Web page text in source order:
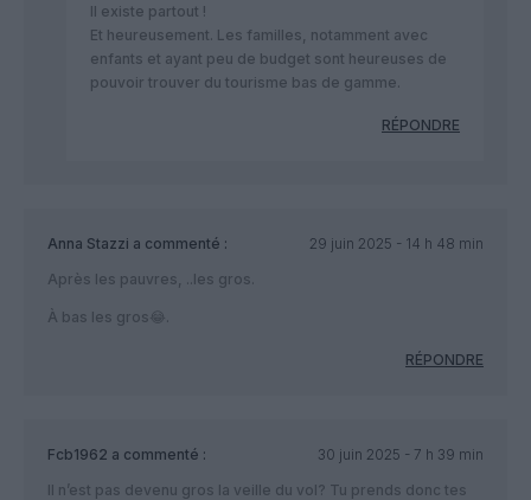
Il existe partout !
Et heureusement. Les familles, notamment avec
enfants et ayant peu de budget sont heureuses de
pouvoir trouver du tourisme bas de gamme.
RÉPONDRE
Anna Stazzi a commenté :
29 juin 2025 - 14 h 48 min
Après les pauvres, ..les gros.
À bas les gros😂.
RÉPONDRE
Fcb1962 a commenté :
30 juin 2025 - 7 h 39 min
Il n’est pas devenu gros la veille du vol? Tu prends donc tes